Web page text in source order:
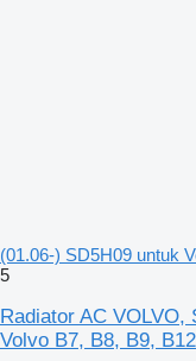
(01.06-) SD5H09 untuk
5
Radiator AC VOLVO,
Volvo B7, B8, B9,